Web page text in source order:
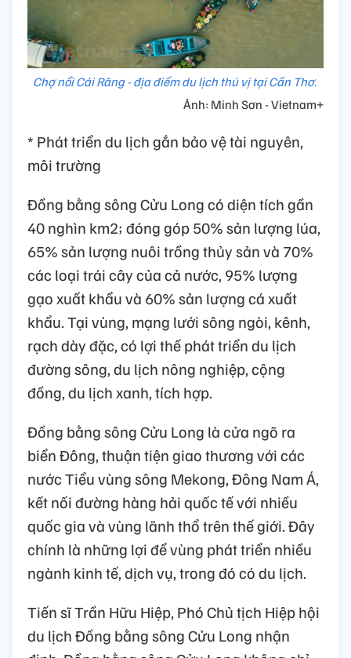
Chợ nổi Cái Răng - địa điểm du lịch thú vị tại Cần Thơ.
Ảnh: Minh Sơn - Vietnam+
* Phát triển du lịch gắn bảo vệ tài nguyên,
môi trường
Đồng bằng sông Cửu Long có diện tích gần
40 nghìn km2; đóng góp 50% sản lượng lúa,
65% sản lượng nuôi trồng thủy sản và 70%
các loại trái cây của cả nước, 95% lượng
gạo xuất khẩu và 60% sản lượng cá xuất
khẩu. Tại vùng, mạng lưới sông ngòi, kênh,
rạch dày đặc, có lợi thế phát triển du lịch
đường sông, du lịch nông nghiệp, cộng
đồng, du lịch xanh, tích hợp.
Đồng bằng sông Cửu Long là cửa ngõ ra
biển Đông, thuận tiện giao thương với các
nước Tiểu vùng sông Mekong, Đông Nam Á,
kết nối đường hàng hải quốc tế với nhiều
quốc gia và vùng lãnh thổ trên thế giới. Đây
chính là những lợi để vùng phát triển nhiều
ngành kinh tế, dịch vụ, trong đó có du lịch.
Tiến sĩ Trần Hữu Hiệp, Phó Chủ tịch Hiệp hội
du lịch Đồng bằng sông Cửu Long nhận